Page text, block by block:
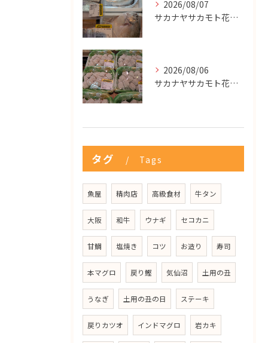
2026/08/07
サカナヤサカモト花園店
2026/08/06
サカナヤサカモト花園店
タグ Tags
魚屋 精肉店 高級食材 牛タン
大阪 和牛 ウナギ セコカニ
甘鯛 塩焼き コツ お造り 寿司
本マグロ 戻り鰹 気仙沼 土用の丑
うなぎ 土用の丑の日 ステーキ
戻りカツオ インドマグロ 岩カキ